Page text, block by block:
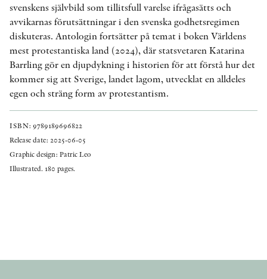
svenskens självbild som tillitsfull varelse ifrågasätts och
avvikarnas förutsättningar i den svenska godhetsregimen
diskuteras. Antologin fortsätter på temat i boken Världens
mest protestantiska land (2024), där statsvetaren Katarina
Barrling gör en djupdykning i historien för att förstå hur det
kommer sig att Sverige, landet lagom, utvecklat en alldeles
egen och sträng form av protestantism.
ISBN: 9789189696822
Release date: 2025-06-05
Graphic design: Patric Leo
Illustrated. 180 pages.